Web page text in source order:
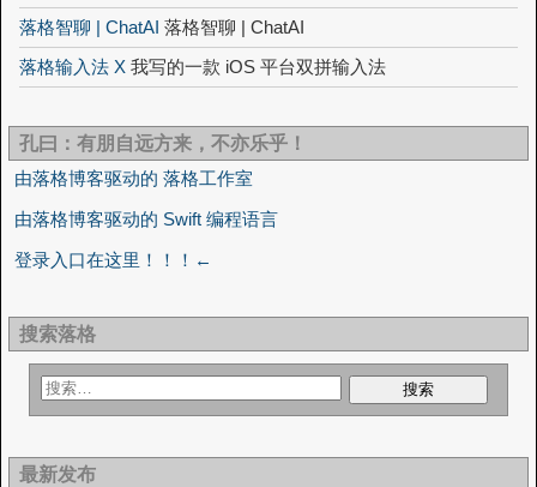
落格智聊 | ChatAI 落格智聊 | ChatAI
落格输入法 X 我写的一款 iOS 平台双拼输入法
孔曰：有朋自远方来，不亦乐乎！
由落格博客驱动的 落格工作室
由落格博客驱动的 Swift 编程语言
登录入口在这里！！！←
搜索落格
最新发布